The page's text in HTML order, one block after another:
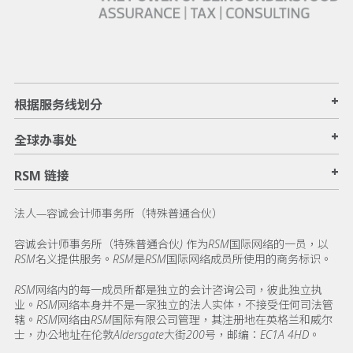
根据服务线划分 +
全球办事处 +
RSM 链接 +
法人—容诚会计师事务所（特殊普通合伙）
容诚会计师事务所（特殊普通合伙) 作为RSM国际网络的一员，以
RSM名义提供服务。RSM是RSM国际网络成员所使用的商务标识。
RSM网络内的每一成员所都是独立的会计咨询公司，彼此独立执
业。RSM网络本身并不是一家独立的法人实体，不接受任何司法管
辖。RSM网络由RSM国际有限公司管理，其注册地在英格兰和威尔
士，办公地址在伦敦Aldersgate大街200号，邮编：EC1A 4HD。